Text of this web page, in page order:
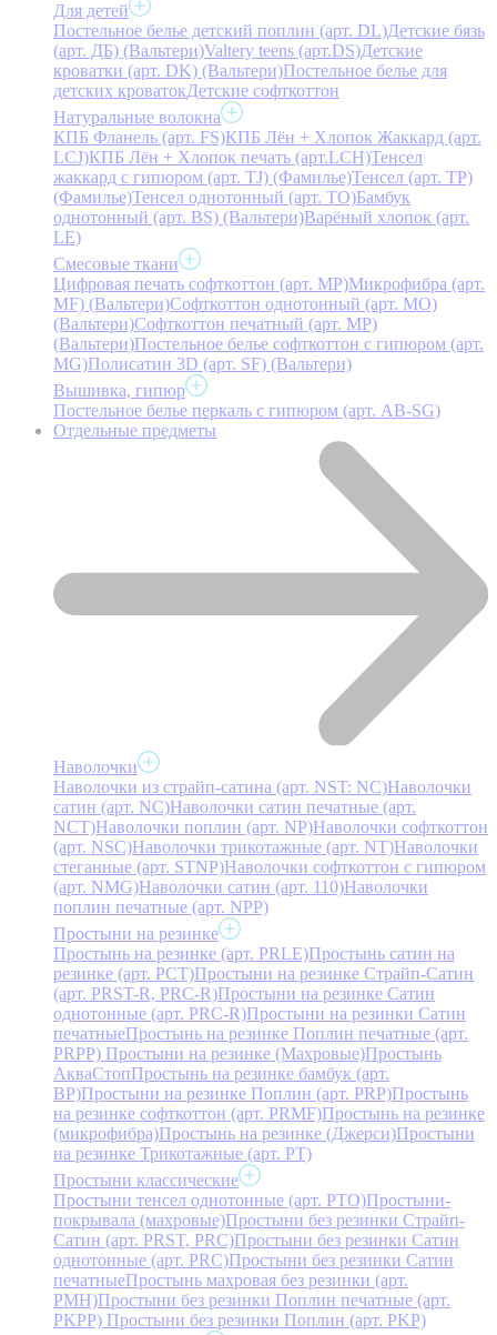
Для детей
Постельное белье детский поплин (арт. DL)Детские бязь
(арт. ДБ) (Вальтери)Valtery teens (арт.DS)Детские
кроватки (арт. DK) (Вальтери)Постельное белье для
детских кроватокДетские софткоттон
Натуральные волокна
КПБ Фланель (арт. FS)КПБ Лён + Хлопок Жаккард (арт.
LCJ)КПБ Лён + Хлопок печать (арт.LCH)Тенсел
жаккард с гипюром (арт. TJ) (Фамилье)Тенсел (арт. ТР)
(Фамилье)Тенсел однотонный (арт. TO)Бамбук
однотонный (арт. BS) (Вальтери)Варёный хлопок (арт.
LE)
Смесовые ткани
Цифровая печать софткоттон (арт. MP)Микрофибра (арт.
MF) (Вальтери)Софткоттон однотонный (арт. MO)
(Вальтери)Софткоттон печатный (арт. MР)
(Вальтери)Постельное белье софткоттон с гипюром (арт.
MG)Полисатин 3D (арт. SF) (Вальтери)
Вышивка, гипюр
Постельное белье перкаль с гипюром (арт. AB-SG)
Отдельные предметы
Наволочки
Наволочки из страйп-сатина (арт. NST: NC)Наволочки
сатин (арт. NC)Наволочки сатин печатные (арт.
NCT)Наволочки поплин (арт. NP)Наволочки софткоттон
(арт. NSC)Наволочки трикотажные (арт. NT)Наволочки
стеганные (арт. STNP)Наволочки софткоттон с гипюром
(арт. NMG)Наволочки сатин (арт. 110)Наволочки
поплин печатные (арт. NPP)
Простыни на резинке
Простынь на резинке (арт. PRLE)Простынь сатин на
резинке (арт. PCT)Простыни на резинке Страйп-Сатин
(арт. PRST-R, PRC-R)Простыни на резинке Сатин
однотонные (арт. PRC-R)Простыни на резинки Сатин
печатныеПростынь на резинке Поплин печатные (арт.
PRPP) Простыни на резинке (Махровые)Простынь
АкваСтопПростынь на резинке бамбук (арт.
BP)Простыни на резинке Поплин (арт. PRP)Простынь
на резинке софткоттон (арт. PRMF)Простынь на резинке
(микрофибра)Простынь на резинке (Джерси)Простыни
на резинке Трикотажные (арт. РТ)
Простыни классические
Простыни тенсел однотонные (арт. PTO)Простыни-
покрывала (махровые)Простыни без резинки Страйп-
Сатин (арт. PRST, PRC)Простыни без резинки Сатин
однотонные (арт. PRC)Простыни без резинки Сатин
печатныеПростынь махровая без резинки (арт.
PMH)Простыни без резинки Поплин печатные (арт.
PKPP) Простыни без резинки Поплин (арт. PKP)